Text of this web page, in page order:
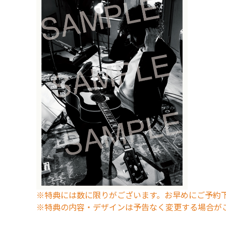
※特典には数に限りがございます。お早めにご予約
※特典の内容・デザインは予告なく変更する場合が